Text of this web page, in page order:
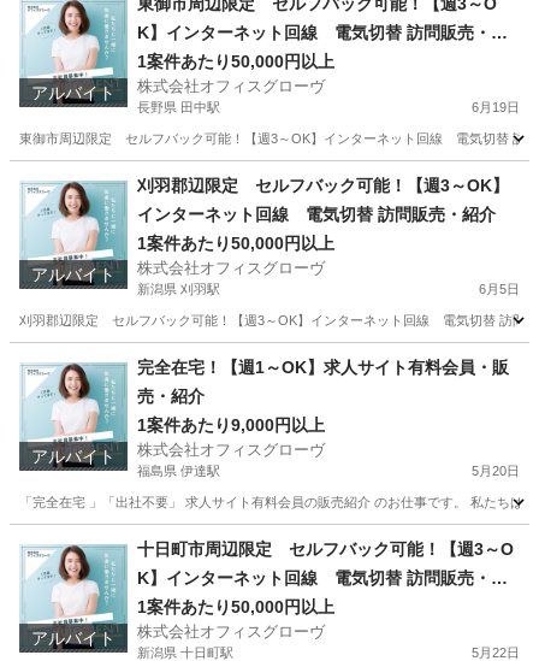
アルバイト
K】インターネット回線 電気切替 訪問販売・紹
介
1案件あたり50,000円以上
株式会社オフィスグローヴ
長野県 田中駅 6月19日
東御市周辺限定 セルフバック可能！【週3～OK】インターネット回線 電気切替 訪
田中駅 営業
アルバイト
刈羽郡辺限定 セルフバック可能！【週3～OK】
インターネット回線 電気切替 訪問販売・紹介
1案件あたり50,000円以上
株式会社オフィスグローヴ
新潟県 刈羽駅 6月5日
刈羽郡辺限定 セルフバック可能！【週3～OK】インターネット回線 電気切替 訪問
刈羽駅 営業 セルフ
アルバイト
完全在宅！【週1～OK】求人サイト有料会員・販
売・紹介
1案件あたり9,000円以上
株式会社オフィスグローヴ
福島県 伊達駅 5月20日
「完全在宅 」「出社不要」 求人サイト有料会員の販売紹介 のお仕事です。 私たち
伊達駅 営業 求人サイト
アルバイト
十日町市周辺限定 セルフバック可能！【週3～O
K】インターネット回線 電気切替 訪問販売・紹
介
1案件あたり50,000円以上
株式会社オフィスグローヴ
新潟県 十日町駅 5月22日